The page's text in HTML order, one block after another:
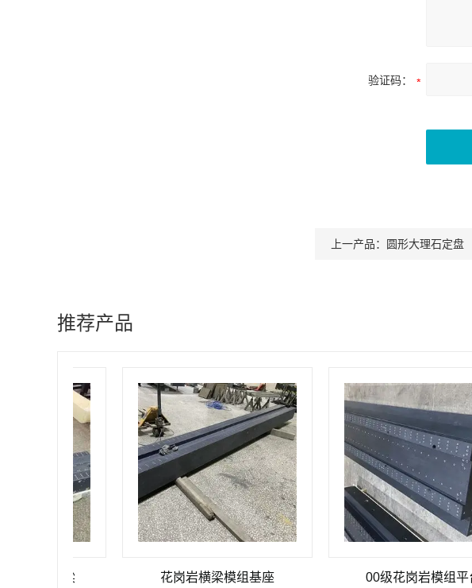
验证码：
上一产品： 圆形大理石定盘
推荐产品
花岗岩横梁模组基座 00级花岗岩模组平台